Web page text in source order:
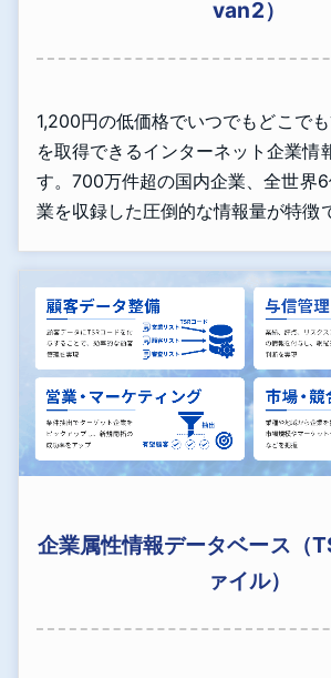
van2）
1,200円の低価格でいつでもどこで
を取得できるインターネット企業情
す。700万件超の国内企業、全世界
業を収録した圧倒的な情報量が特徴
企業属性情報データベース（
ァイル）